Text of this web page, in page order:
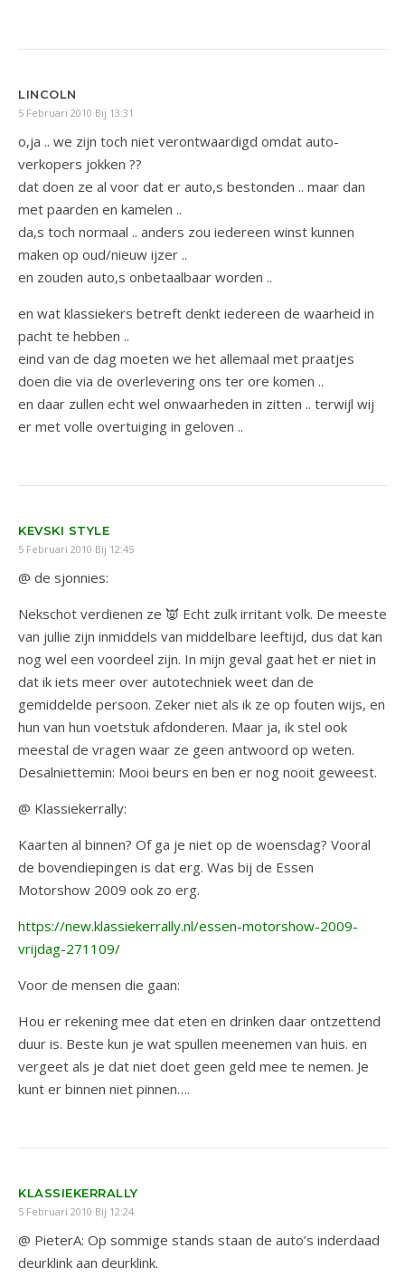
LINCOLN
5 Februari 2010 Bij 13:31
o,ja .. we zijn toch niet verontwaardigd omdat auto-
verkopers jokken ??
dat doen ze al voor dat er auto,s bestonden .. maar dan
met paarden en kamelen ..
da,s toch normaal .. anders zou iedereen winst kunnen
maken op oud/nieuw ijzer ..
en zouden auto,s onbetaalbaar worden ..
en wat klassiekers betreft denkt iedereen de waarheid in
pacht te hebben ..
eind van de dag moeten we het allemaal met praatjes
doen die via de overlevering ons ter ore komen ..
en daar zullen echt wel onwaarheden in zitten .. terwijl wij
er met volle overtuiging in geloven ..
KEVSKI STYLE
5 Februari 2010 Bij 12:45
@ de sjonnies:
Nekschot verdienen ze 👿 Echt zulk irritant volk. De meeste
van jullie zijn inmiddels van middelbare leeftijd, dus dat kan
nog wel een voordeel zijn. In mijn geval gaat het er niet in
dat ik iets meer over autotechniek weet dan de
gemiddelde persoon. Zeker niet als ik ze op fouten wijs, en
hun van hun voetstuk afdonderen. Maar ja, ik stel ook
meestal de vragen waar ze geen antwoord op weten.
Desalniettemin: Mooi beurs en ben er nog nooit geweest.
@ Klassiekerrally:
Kaarten al binnen? Of ga je niet op de woensdag? Vooral
de bovendiepingen is dat erg. Was bij de Essen
Motorshow 2009 ook zo erg.
https://new.klassiekerrally.nl/essen-motorshow-2009-
vrijdag-271109/
Voor de mensen die gaan:
Hou er rekening mee dat eten en drinken daar ontzettend
duur is. Beste kun je wat spullen meenemen van huis. en
vergeet als je dat niet doet geen geld mee te nemen. Je
kunt er binnen niet pinnen….
KLASSIEKERRALLY
5 Februari 2010 Bij 12:24
@ PieterA: Op sommige stands staan de auto’s inderdaad
deurklink aan deurklink.